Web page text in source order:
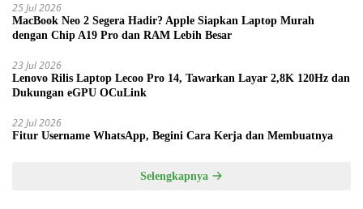
25 Jul 2026
MacBook Neo 2 Segera Hadir? Apple Siapkan Laptop Murah
dengan Chip A19 Pro dan RAM Lebih Besar
23 Jul 2026
Lenovo Rilis Laptop Lecoo Pro 14, Tawarkan Layar 2,8K 120Hz dan
Dukungan eGPU OCuLink
22 Jul 2026
Fitur Username WhatsApp, Begini Cara Kerja dan Membuatnya
Selengkapnya